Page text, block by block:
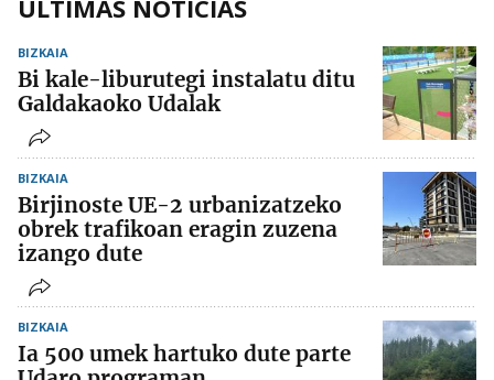
ÚLTIMAS NOTICIAS
BIZKAIA
Bi kale-liburutegi instalatu ditu
Galdakaoko Udalak
BIZKAIA
Birjinoste UE-2 urbanizatzeko
obrek trafikoan eragin zuzena
izango dute
BIZKAIA
Ia 500 umek hartuko dute parte